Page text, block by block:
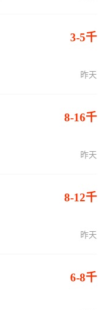
3-5千
昨天
8-16千
昨天
8-12千
昨天
6-8千